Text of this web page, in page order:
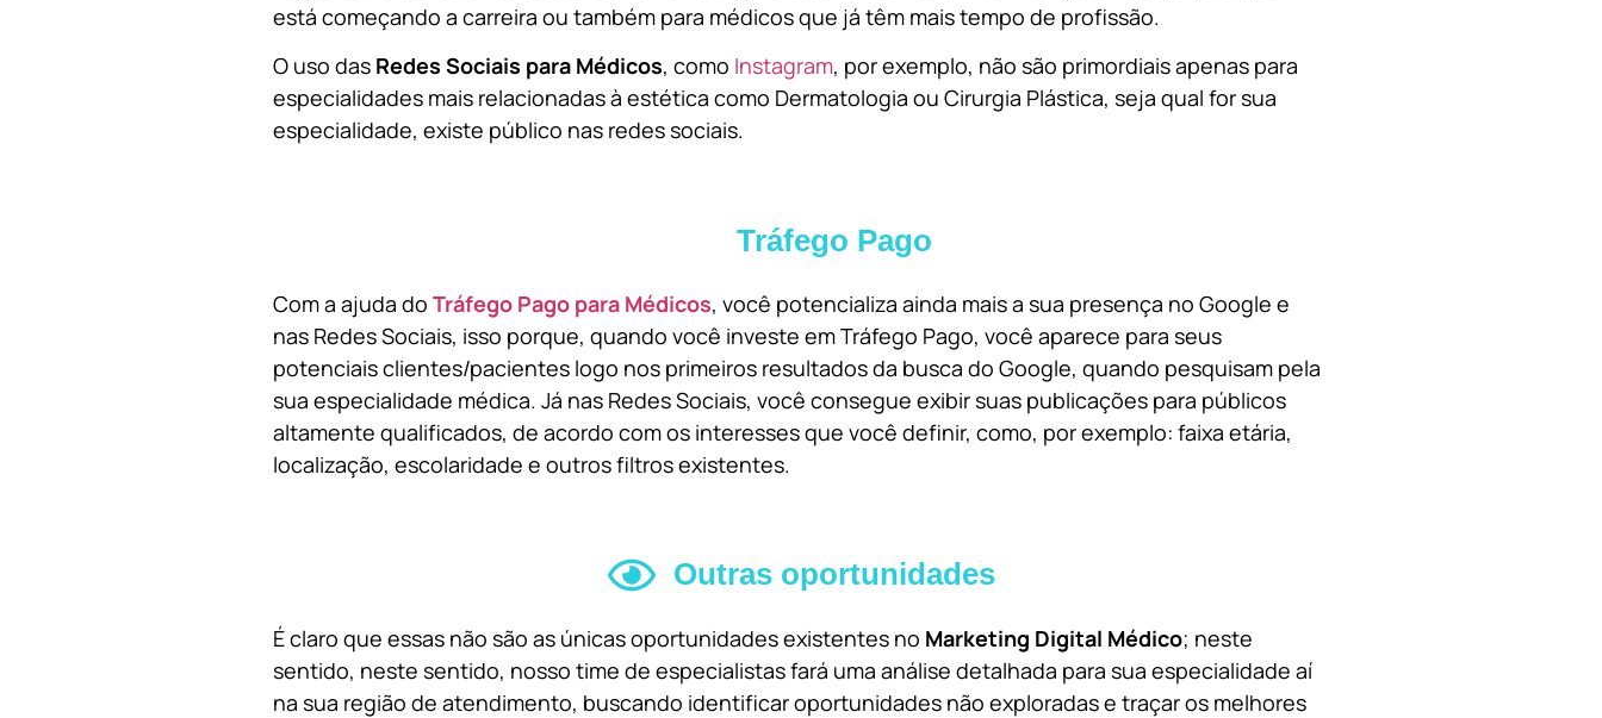
está começando a carreira ou também para médicos que já têm mais tempo de profissão.
O uso das Redes Sociais para Médicos, como Instagram, por exemplo, não são primordiais apenas para
especialidades mais relacionadas à estética como Dermatologia ou Cirurgia Plástica, seja qual for sua
especialidade, existe público nas redes sociais.
Tráfego Pago
Com a ajuda do Tráfego Pago para Médicos, você potencializa ainda mais a sua presença no Google e
nas Redes Sociais, isso porque, quando você investe em Tráfego Pago, você aparece para seus
potenciais clientes/pacientes logo nos primeiros resultados da busca do Google, quando pesquisam pela
sua especialidade médica. Já nas Redes Sociais, você consegue exibir suas publicações para públicos
altamente qualificados, de acordo com os interesses que você definir, como, por exemplo: faixa etária,
localização, escolaridade e outros filtros existentes.
Outras oportunidades
É claro que essas não são as únicas oportunidades existentes no Marketing Digital Médico; neste
sentido, neste sentido, nosso time de especialistas fará uma análise detalhada para sua especialidade aí
na sua região de atendimento, buscando identificar oportunidades não exploradas e traçar os melhores